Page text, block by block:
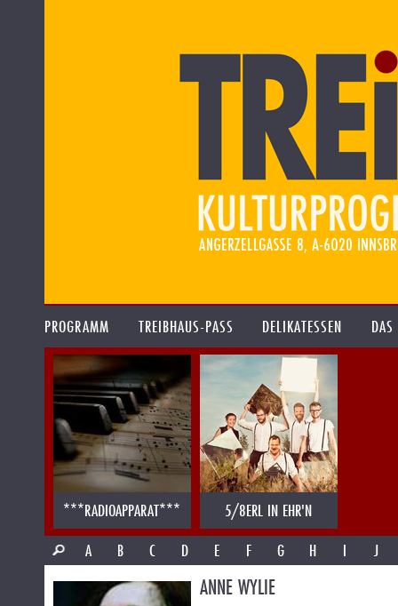
PROGRAMM TREIBHAUS-PASS DELIKATESSEN
***RADIOAPPARAT***
5/8ERL IN EHR'N
A
B C D E F G H I J
ANNE WYLIE